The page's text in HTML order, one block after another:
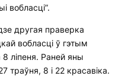
вобласці”.
другая праверка
вобласці ў гэтым
ліпеня. Раней яны
траўня, 8 і 22 красавіка.